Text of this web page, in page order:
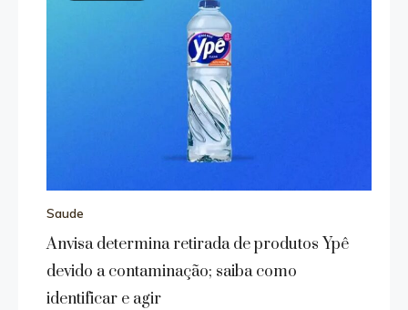
Saude
Anvisa determina retirada de produtos Ypê
devido a contaminação; saiba como
identificar e agir